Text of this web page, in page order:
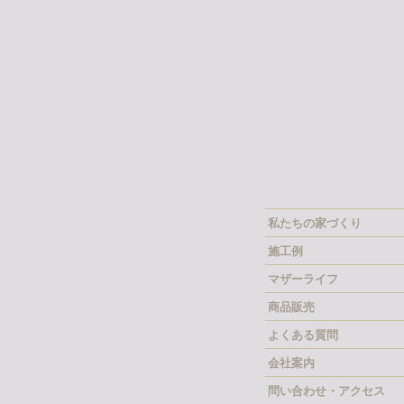
私たちの家づくり
施工例
マザーライフ
商品販売
よくある質問
会社案内
問い合わせ・アクセス